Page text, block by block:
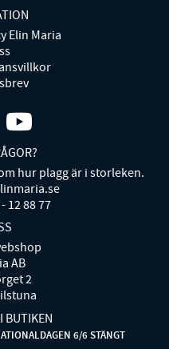
Elin Maria
hur plagg är i storleken.
12 88 77
AB
2
BUTIKEN
6/6 STÄNGT